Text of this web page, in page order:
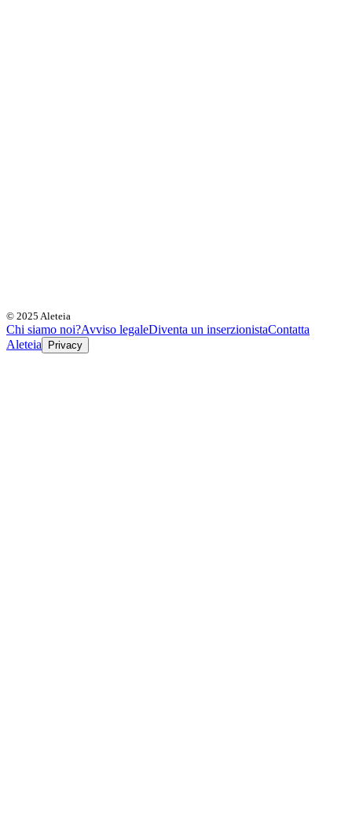
© 2025 Aleteia
Chi siamo noi?Avviso legaleDiventa un inserzionistaContatta
Aleteia
Privacy